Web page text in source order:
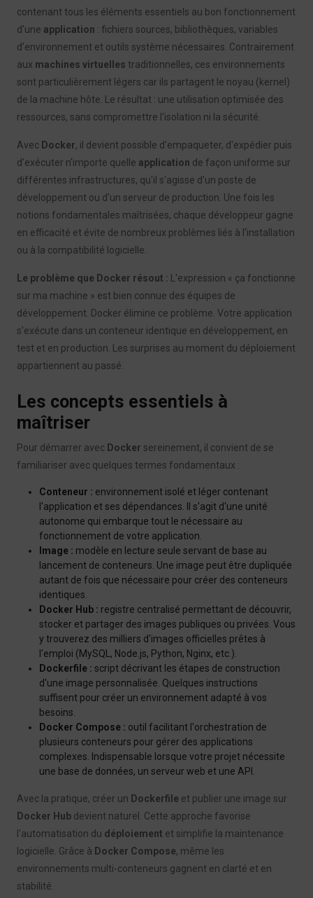
contenant tous les éléments essentiels au bon fonctionnement
d'une application : fichiers sources, bibliothèques, variables
d'environnement et outils système nécessaires. Contrairement
aux machines virtuelles traditionnelles, ces environnements
sont particulièrement légers car ils partagent le noyau (kernel)
de la machine hôte. Le résultat : une utilisation optimisée des
ressources, sans compromettre l'isolation ni la sécurité.
Avec Docker, il devient possible d'empaqueter, d'expédier puis
d'exécuter n'importe quelle application de façon uniforme sur
différentes infrastructures, qu'il s'agisse d'un poste de
développement ou d'un serveur de production. Une fois les
notions fondamentales maîtrisées, chaque développeur gagne
en efficacité et évite de nombreux problèmes liés à l'installation
ou à la compatibilité logicielle.
Le problème que Docker résout : L'expression « ça fonctionne
sur ma machine » est bien connue des équipes de
développement. Docker élimine ce problème. Votre application
s'exécute dans un conteneur identique en développement, en
test et en production. Les surprises au moment du déploiement
appartiennent au passé.
Les concepts essentiels à
maîtriser
Pour démarrer avec Docker sereinement, il convient de se
familiariser avec quelques termes fondamentaux :
Conteneur : environnement isolé et léger contenant
l'application et ses dépendances. Il s'agit d'une unité
autonome qui embarque tout le nécessaire au
fonctionnement de votre application.
Image : modèle en lecture seule servant de base au
lancement de conteneurs. Une image peut être dupliquée
autant de fois que nécessaire pour créer des conteneurs
identiques.
Docker Hub : registre centralisé permettant de découvrir,
stocker et partager des images publiques ou privées. Vous
y trouverez des milliers d'images officielles prêtes à
l'emploi (MySQL, Node.js, Python, Nginx, etc.).
Dockerfile : script décrivant les étapes de construction
d'une image personnalisée. Quelques instructions
suffisent pour créer un environnement adapté à vos
besoins.
Docker Compose : outil facilitant l'orchestration de
plusieurs conteneurs pour gérer des applications
complexes. Indispensable lorsque votre projet nécessite
une base de données, un serveur web et une API.
Avec la pratique, créer un Dockerfile et publier une image sur
Docker Hub devient naturel. Cette approche favorise
l'automatisation du déploiement et simplifie la maintenance
logicielle. Grâce à Docker Compose, même les
environnements multi-conteneurs gagnent en clarté et en
stabilité.